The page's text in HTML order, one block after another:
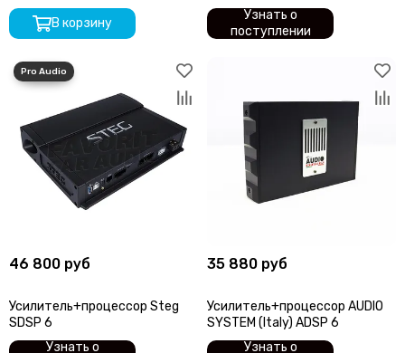
В корзину
Узнать о
поступлении
46 800 руб
Усилитель+процессор Steg
SDSP 6
Узнать о
35 880 руб
Усилитель+процессор AUDIO
SYSTEM (Italy) ADSP 6
Узнать о